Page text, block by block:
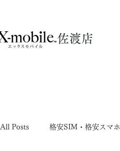
​佐渡店
All Posts 格安SIM・格安スマホ